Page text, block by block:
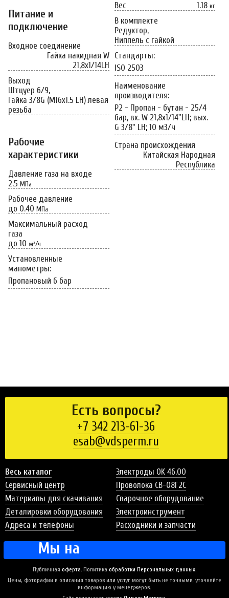
Питание и
подключение
Входное соединение
Гайка накидная W
21,8x1/14LH
Выход
Штцуер 6/9,
Гайка 3/8G (M16x1.5 LH) левая
резьба
Рабочие
характеристики
Давление газа на входе
2.5МПа
Рабочее давление
до 0.40МПа
Максимальный расход
газа
до 10 м³/ч
Установленные
манометры:
Пропановый 6 бар
Вес 1.18кг
В комплекте
Редуктор,
Ниппель с гайкой
Стандарты:
ISO 2503
Наименование
производителя:
P2 - Пропан - бутан - 25/4
бар, вх. W 21,8x1/14"LH; вых.
G 3/8" LH; 10 м3/ч
Страна происхождения
Китайская Народная
Республика
Весь каталог
Сервисный центр
Материалы для скачивания
Деталировки оборудования
Адреса и телефоны
Электроды OK 46.00
Проволока СВ-08Г2С
Сварочное оборудование
Электроинструмент
Расходники и запчасти
Есть вопросы?
+7 342 213-61-36
esab@vdsperm.ru
Мы на
Публичная оферта. Политика обработки Персональных данных.
Цены, фоторафии и описания товаров или услуг могут быть не точными, уточняйте
информацию у менеджеров.